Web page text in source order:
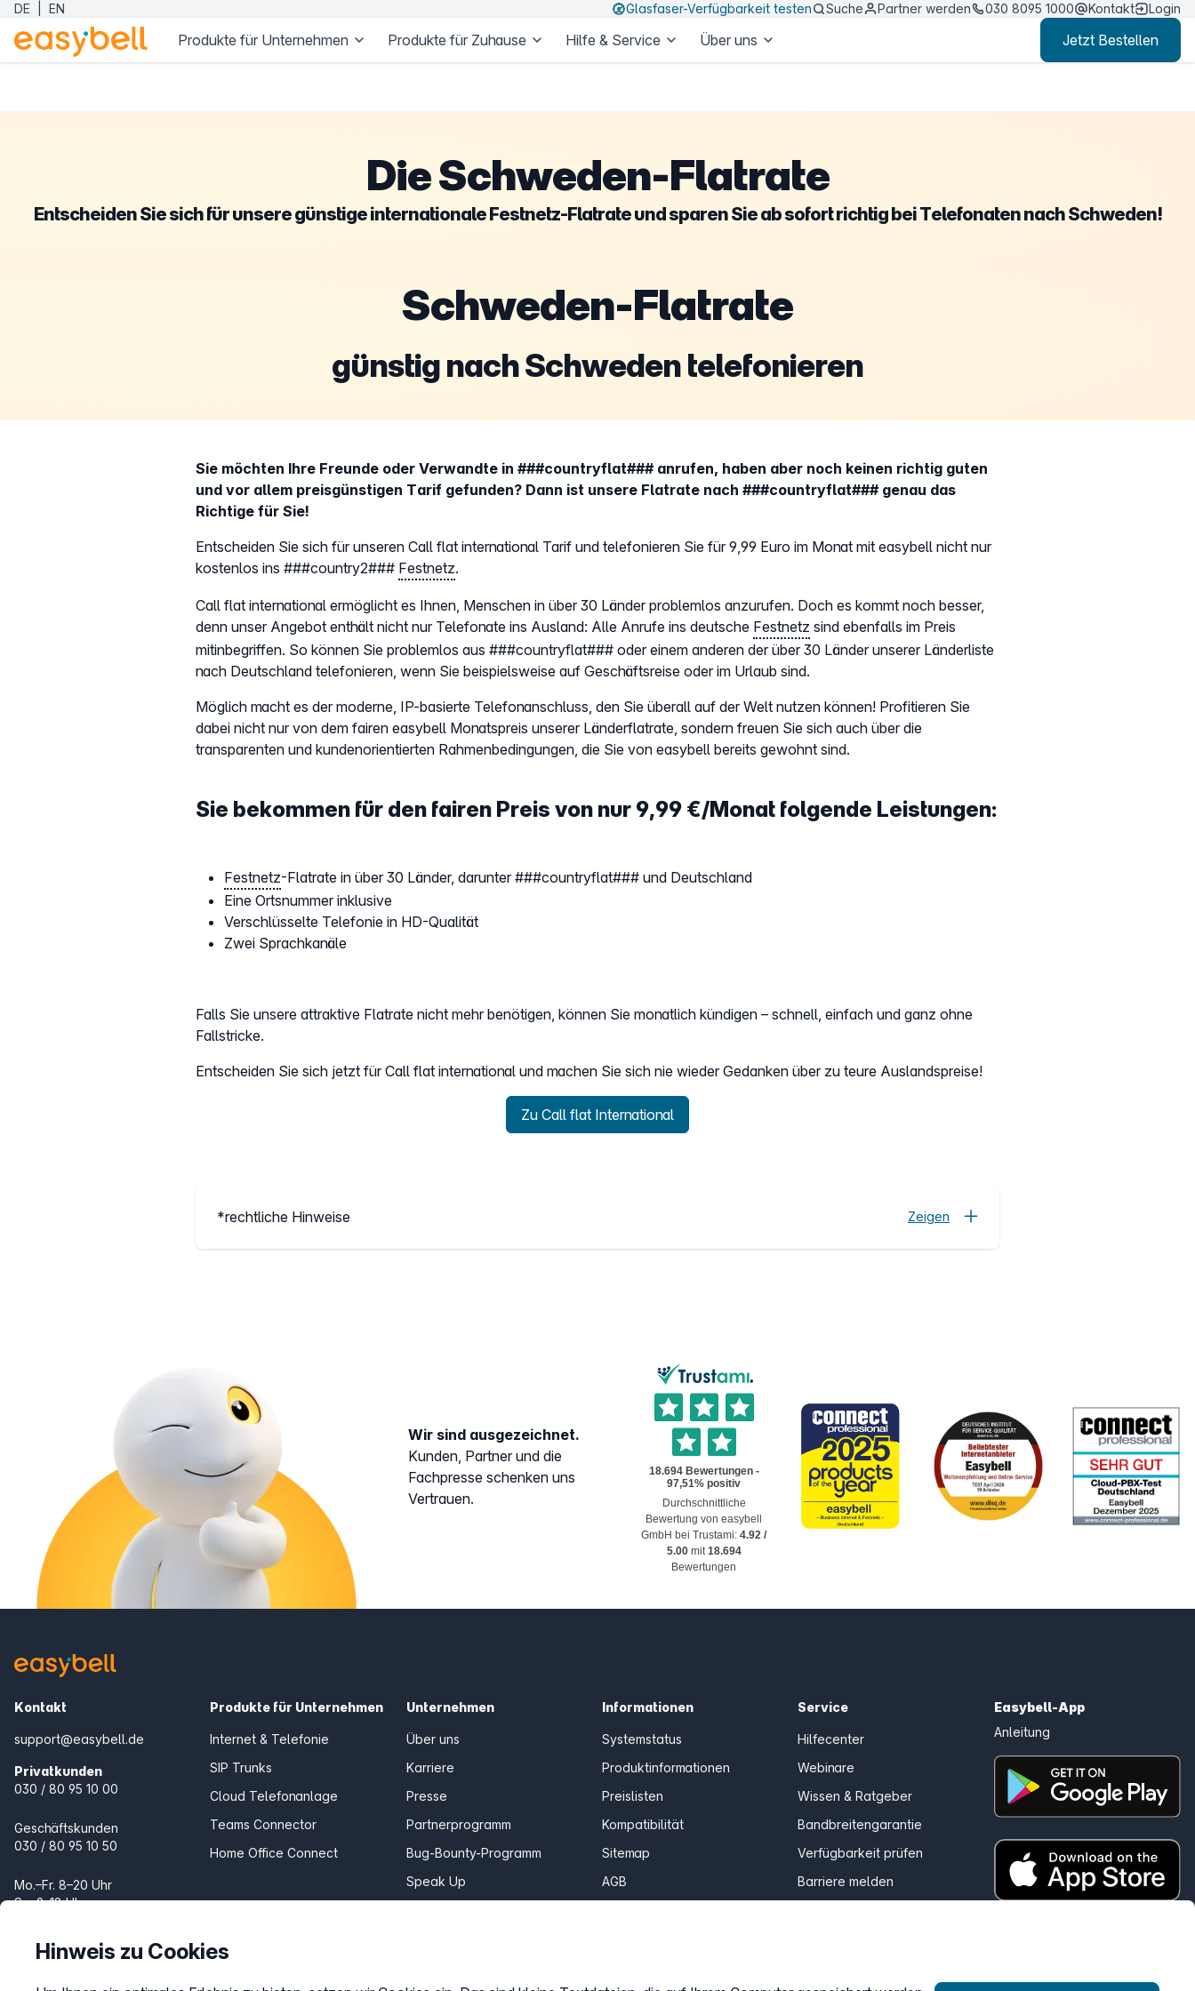
DE EN Glasfaser-Verfügbarkeit testen Suche Partner werden 030 8095 1000 Kontakt Login
Produkte für Unternehmen Produkte für Zuhause Hilfe & Service Über uns Jetzt Bestellen
Die Schweden-Flatrate
Entscheiden Sie sich für unsere günstige internationale Festnetz-Flatrate und sparen Sie ab sofort richtig bei Telefonaten nach Schweden!
Schweden-Flatrate
günstig nach Schweden telefonieren
Sie möchten Ihre Freunde oder Verwandte in ###countryflat### anrufen, haben aber noch keinen richtig guten
und vor allem preisgünstigen Tarif gefunden? Dann ist unsere Flatrate nach ###countryflat### genau das
Richtige für Sie!
Entscheiden Sie sich für unseren Call flat international Tarif und telefonieren Sie für 9,99 Euro im Monat mit easybell nicht nur
kostenlos ins ###country2### Festnetz.
Call flat international ermöglicht es Ihnen, Menschen in über 30 Länder problemlos anzurufen. Doch es kommt noch besser,
denn unser Angebot enthält nicht nur Telefonate ins Ausland: Alle Anrufe ins deutsche Festnetz sind ebenfalls im Preis
mitinbegriffen. So können Sie problemlos aus ###countryflat### oder einem anderen der über 30 Länder unserer Länderliste
nach Deutschland telefonieren, wenn Sie beispielsweise auf Geschäftsreise oder im Urlaub sind.
Möglich macht es der moderne, IP-basierte Telefonanschluss, den Sie überall auf der Welt nutzen können! Profitieren Sie
dabei nicht nur von dem fairen easybell Monatspreis unserer Länderflatrate, sondern freuen Sie sich auch über die
transparenten und kundenorientierten Rahmenbedingungen, die Sie von easybell bereits gewohnt sind.
Sie bekommen für den fairen Preis von nur 9,99 €/Monat folgende Leistungen:
Festnetz-Flatrate in über 30 Länder, darunter ###countryflat### und Deutschland
Eine Ortsnummer inklusive
Verschlüsselte Telefonie in HD-Qualität
Zwei Sprachkanäle
Falls Sie unsere attraktive Flatrate nicht mehr benötigen, können Sie monatlich kündigen – schnell, einfach und ganz ohne
Fallstricke.
Entscheiden Sie sich jetzt für Call flat international und machen Sie sich nie wieder Gedanken über zu teure Auslandspreise!
Zu Call flat International
*rechtliche Hinweise Zeigen
Wir sind ausgezeichnet.
Kunden, Partner und die
Fachpresse schenken uns
Vertrauen.
Durchschnittliche
Bewertung von easybell
GmbHbei Trustami:4.92 /
5.00mit 18.694
Bewertungen
Kontakt
support@easybell.de
Privatkunden
030 / 80 95 10 00
Geschäftskunden
030 / 80 95 10 50
Mo.–Fr. 8–20 Uhr
Sa. 9–18 Uhr
Produkte für Unternehmen
Internet & Telefonie
SIP Trunks
Cloud Telefonanlage
Teams Connector
Home Office Connect
Internet & Telefon
Unternehmen
Über uns
Karriere
Presse
Partnerprogramm
Bug-Bounty-Programm
Speak Up
Informationen
Systemstatus
Produktinformationen
Preislisten
Kompatibilität
Sitemap
AGB
Service
Hilfecenter
Webinare
Wissen & Ratgeber
Bandbreitengarantie
Verfügbarkeit prüfen
Barriere melden
Easybell-App
Anleitung
Hinweis zu Cookies